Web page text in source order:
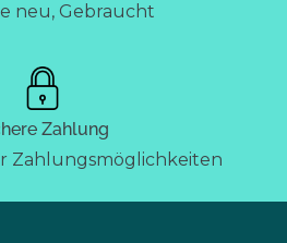
neu, Gebraucht
Zahlung
Zahlungsmöglichkeiten